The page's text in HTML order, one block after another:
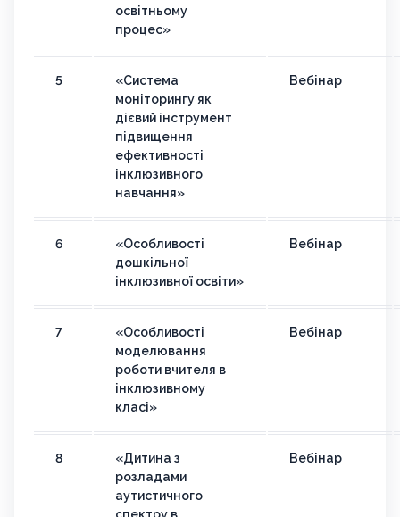
освітньому
процес»
5
«Система
моніторингу як
дієвий інструмент
підвищення
ефективності
інклюзивного
навчання»
Вебінар
6
«Особливості
дошкільної
інклюзивної освіти»
Вебінар
7
«Особливості
моделювання
роботи вчителя в
інклюзивному
класі»
Вебінар
8
«Дитина з
розладами
аутистичного
спектру в
Вебінар